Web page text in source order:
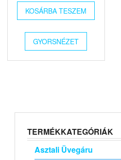
KOSÁRBA TESZEM
GYORSNÉZET
TERMÉKKATEGÓRIÁK
Asztali Üvegáru